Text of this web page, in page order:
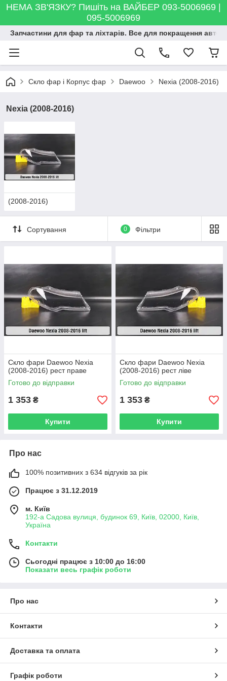
НЕМА ЗВ'ЯЗКУ? Пишіть на ВАЙБЕР 093-5006969 |
095-5006969
Запчастини для фар та ліхтарів. Все для покращення
Скло фар і Корпус фар Daewoo Nexia (2008-2016)
Nexia (2008-2016)
(2008-2016)
Сортування 0 Фільтри
Скло фари Daewoo Nexia
(2008-2016) рест праве
Готово до відправки
1 353 ₴
Купити
Скло фари Daewoo Nexia
(2008-2016) рест ліве
Готово до відправки
1 353 ₴
Купити
Про нас
100% позитивних з 634 відгуків за рік
Працює з 31.12.2019
м. Київ
192-а Садова вулиця, будинок 69, Київ, 02000, Київ,
Україна
Контакти
Сьогодні працює з 10:00 до 16:00
Показати весь графік роботи
Про нас
Контакти
Доставка та оплата
Графік роботи